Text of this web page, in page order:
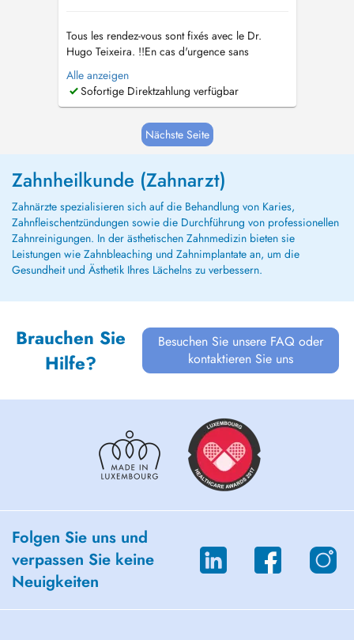
Tous les rendez-vous sont fixés avec le Dr.
Hugo Teixeira. !!En cas d'urgence sans
créneau disponible, contactez le 621 714 589
(DUEDELANGE) où 28 79 99 97 (MERSCH)
pour un accueil immédiat!!! Parking
Domaines d'Expertise
____________________...
Alle anzeigen
Sofortige Direktzahlung verfügbar
Nächste Seite
Zahnheilkunde (Zahnarzt)
Zahnärzte spezialisieren sich auf die Behandlung von Karies,
Zahnfleischentzündungen sowie die Durchführung von professionellen
Zahnreinigungen. In der ästhetischen Zahnmedizin bieten sie
Leistungen wie Zahnbleaching und Zahnimplantate an, um die
Gesundheit und Ästhetik Ihres Lächelns zu verbessern.
Brauchen Sie
Hilfe?
Besuchen Sie unsere FAQ oder
kontaktieren Sie uns
Folgen Sie uns und
verpassen Sie keine
Neuigkeiten